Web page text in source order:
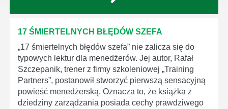
17 ŚMIERTELNYCH BŁĘDÓW SZEFA
„17 śmiertelnych błędów szefa” nie zalicza się do
typowych lektur dla menedżerów. Jej autor, Rafał
Szczepanik, trener z firmy szkoleniowej „Training
Partners”, postanowił stworzyć pierwszą sensacyjną
powieść menedżerską. Oznacza to, że książka z
dziedziny zarządzania posiada cechy prawdziwego